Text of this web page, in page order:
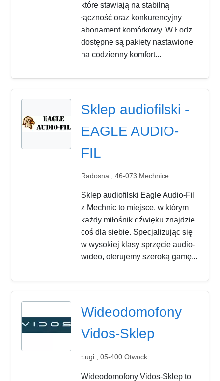
które stawiają na stabilną
łączność oraz konkurencyjny
abonament komórkowy. W Łodzi
dostępne są pakiety nastawione
na codzienny komfort...
Sklep audiofilski -
EAGLE AUDIO-
FIL
Radosna , 46-073 Mechnice
Sklep audiofilski Eagle Audio-Fil
z Mechnic to miejsce, w którym
każdy miłośnik dźwięku znajdzie
coś dla siebie. Specjalizując się
w wysokiej klasy sprzęcie audio-
wideo, oferujemy szeroką gamę...
Wideodomofony
Vidos-Sklep
Ługi , 05-400 Otwock
Wideodomofony Vidos-Sklep to